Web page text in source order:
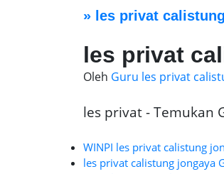
» les privat
les privat
Oleh Guru les privat
les privat - Temukan
WINPI les privat calistung
les privat calistung jongaya